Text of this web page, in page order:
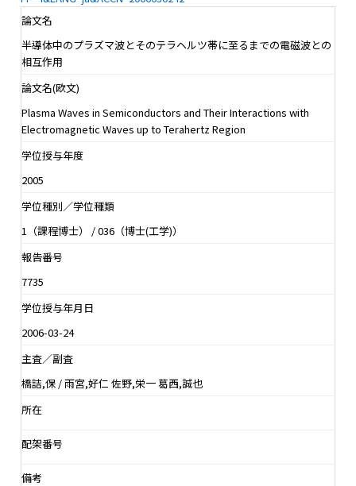
論文名
半導体中のプラズマ波とそのテラヘルツ帯に至るまでの電磁波との
相互作用
論文名(欧文)
Plasma Waves in Semiconductors and Their Interactions with
Electromagnetic Waves up to Terahertz Region
学位授与年度
2005
学位種別／学位種類
1（課程博士） / 036（博士(工学)）
報告番号
7735
学位授与年月日
2006-03-24
主査／副査
橋詰,保 / 雨宮,好仁 佐野,栄一 葛西,誠也
所在
配架番号
備考